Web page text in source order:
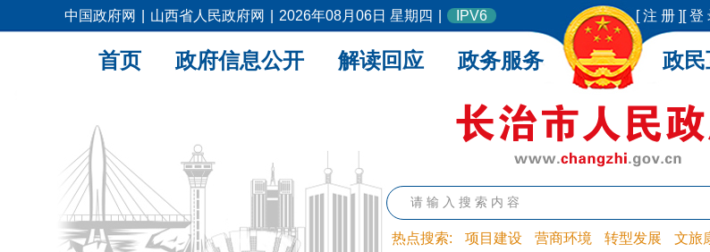
中国政府网 山西省人民政府网 2026年08月06日 星期四 IPV6 [ 登
[ 注 册 ]
热点搜索: 项目建设 营商环境 转型发展 文旅
首页 政府信息公开 解读回应 政务服务 政